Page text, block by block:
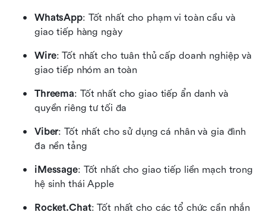
WhatsApp: Tốt nhất cho phạm vi toàn cầu và
giao tiếp hàng ngày
Wire: Tốt nhất cho tuân thủ cấp doanh nghiệp và
giao tiếp nhóm an toàn
Threema: Tốt nhất cho giao tiếp ẩn danh và
quyền riêng tư tối đa
Viber: Tốt nhất cho sử dụng cá nhân và gia đình
đa nền tảng
iMessage: Tốt nhất cho giao tiếp liền mạch trong
hệ sinh thái Apple
Rocket.Chat: Tốt nhất cho các tổ chức cần nhắn